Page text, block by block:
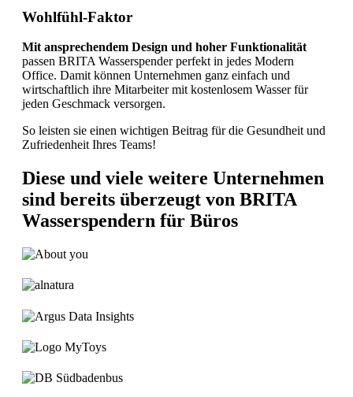
Wohlfühl-Faktor
Mit ansprechendem Design und hoher Funktionalität
passen BRITA Wasserspender perfekt in jedes Modern
Office. Damit können Unternehmen ganz einfach und
wirtschaftlich ihre Mitarbeiter mit kostenlosem Wasser für
jeden Geschmack versorgen.
So leisten sie einen wichtigen Beitrag für die Gesundheit und
Zufriedenheit Ihres Teams!
Diese und viele weitere Unternehmen
sind bereits überzeugt von BRITA
Wasserspendern für Büros